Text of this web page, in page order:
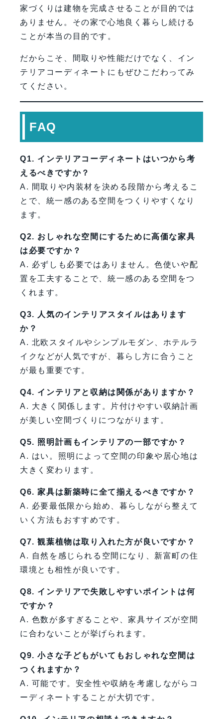
家づくりは建物を完成させることが目的では
ありません。その家で心地良く暮らし続ける
ことが本当の目的です。
だからこそ、間取りや性能だけでなく、イン
テリアコーディネートにもぜひこだわってみ
てください。
FAQ
Q1. インテリアコーディネートはいつから考
えるべきですか？
A. 間取りや内装材を決める段階から考えるこ
とで、統一感のある空間をつくりやすくなり
ます。
Q2. おしゃれな空間にするために高価な家具
は必要ですか？
A. 必ずしも必要ではありません。色使いや配
置を工夫することで、統一感のある空間をつ
くれます。
Q3. 人気のインテリアスタイルはあります
か？
A. 北欧スタイルやシンプルモダン、ホテルラ
イクなどが人気ですが、暮らし方に合うこと
が最も重要です。
Q4. インテリアと収納は関係がありますか？
A. 大きく関係します。片付けやすい収納計画
が美しい空間づくりにつながります。
Q5. 照明計画もインテリアの一部ですか？
A. はい。照明によって空間の印象や居心地は
大きく変わります。
Q6. 家具は新築時に全て揃えるべきですか？
A. 必要最低限から始め、暮らしながら整えて
いく方法もおすすめです。
Q7. 観葉植物は取り入れた方が良いですか？
A. 自然を感じられる空間になり、新富町の住
環境とも相性が良いです。
Q8. インテリアで失敗しやすいポイントは何
ですか？
A. 色数が多すぎることや、家具サイズが空間
に合わないことが挙げられます。
Q9. 小さな子どもがいてもおしゃれな空間は
つくれますか？
A. 可能です。安全性や収納を考慮しながらコ
ーディネートすることが大切です。